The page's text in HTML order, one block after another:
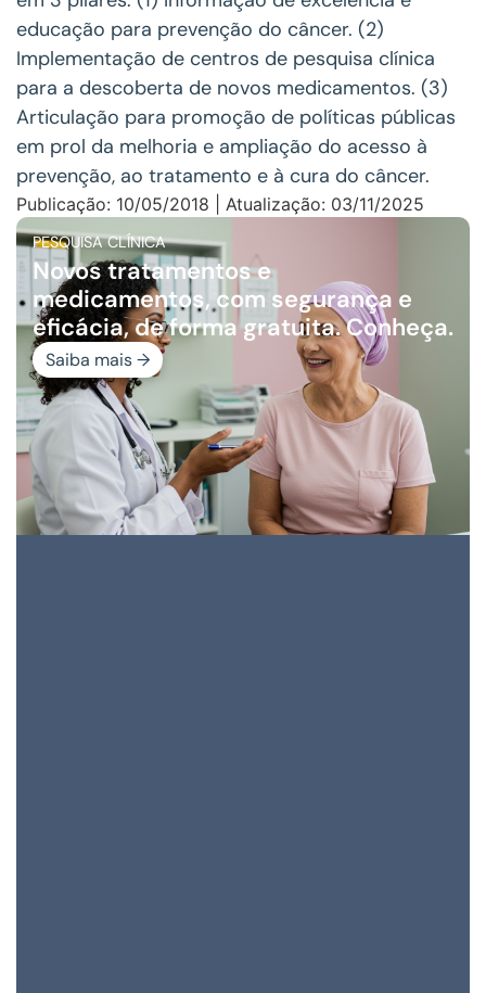
educação para prevenção do câncer. (2)
Implementação de centros de pesquisa clínica
para a descoberta de novos medicamentos. (3)
Articulação para promoção de políticas públicas
em prol da melhoria e ampliação do acesso à
prevenção, ao tratamento e à cura do câncer.
Publicação: 10/05/2018 | Atualização: 03/11/2025
PESQUISA CLÍNICA
Novos tratamentos e
medicamentos, com segurança e
eficácia, de forma gratuita. Conheça.
Saiba mais →